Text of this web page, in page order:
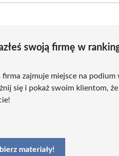
swoją firmę w
firma zajmuje miejsce na podium
się i pokaż swoim klientom, że
materiały!